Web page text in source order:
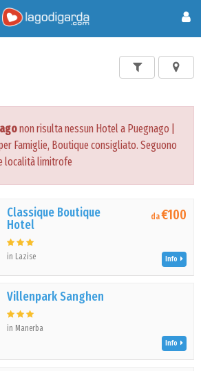
non risulta nessun Hotel a Puegnago |
Famiglie, Boutique consigliato. Seguono
località limitrofe
Classique Boutique
Hotel
in Lazise
da€100
Info
Villenpark Sanghen
in Manerba
Info